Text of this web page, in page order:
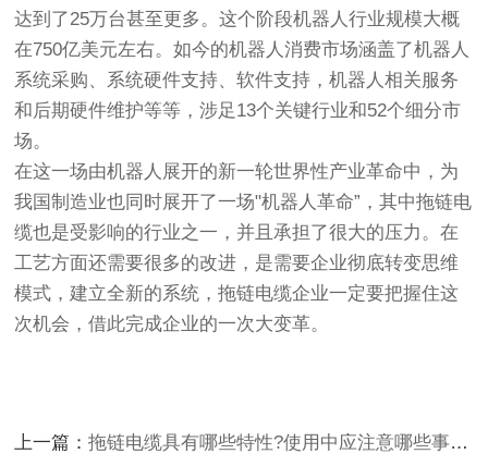
达到了25万台甚至更多。这个阶段机器人行业规模大概
在750亿美元左右。如今的机器人消费市场涵盖了机器人
系统采购、系统硬件支持、软件支持，机器人相关服务
和后期硬件维护等等，涉足13个关键行业和52个细分市
场。
在这一场由机器人展开的新一轮世界性产业革命中，为
我国制造业也同时展开了一场"机器人革命”，其中拖链电
缆也是受影响的行业之一，并且承担了很大的压力。在
工艺方面还需要很多的改进，是需要企业彻底转变思维
模式，建立全新的系统，拖链电缆企业一定要把握住这
次机会，借此完成企业的一次大变革。
上一篇：拖链电缆具有哪些特性?使用中应注意哪些事项?